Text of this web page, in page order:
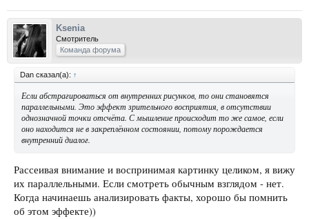
Ksenia
Смотритель
Команда форума
Dan сказал(а): ↑
Если абстрагироваться от внутренних рисунков, то они становятся
параллельными. Это эффект зрительного восприятия, в отсутствии
однозначной точки отсчёта. С мышление происходит то же самое, если
оно находится не в закреплённом состоянии, потому порождается
внутренний диалог.
Рассеивая внимание и воспринимая картинку целиком, я вижу
их параллельными. Если смотреть обычным взглядом - нет.
Когда начинаешь анализировать факты, хорошо бы помнить
об этом эффекте))